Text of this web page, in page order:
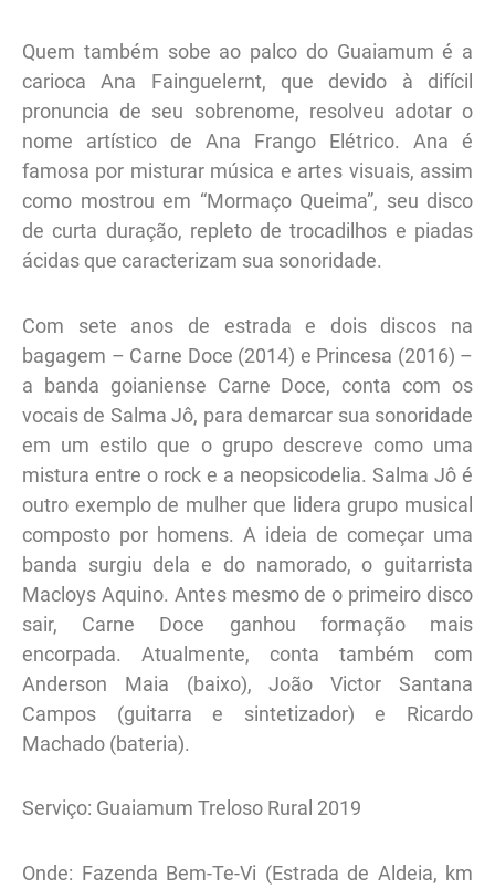
Quem também sobe ao palco do Guaiamum é a
carioca Ana Fainguelernt, que devido à difícil
pronuncia de seu sobrenome, resolveu adotar o
nome artístico de Ana Frango Elétrico. Ana é
famosa por misturar música e artes visuais, assim
como mostrou em “Mormaço Queima”, seu disco
de curta duração, repleto de trocadilhos e piadas
ácidas que caracterizam sua sonoridade.
Com sete anos de estrada e dois discos na
bagagem – Carne Doce (2014) e Princesa (2016) –
a banda goianiense Carne Doce, conta com os
vocais de Salma Jô, para demarcar sua sonoridade
em um estilo que o grupo descreve como uma
mistura entre o rock e a neopsicodelia. Salma Jô é
outro exemplo de mulher que lidera grupo musical
composto por homens. A ideia de começar uma
banda surgiu dela e do namorado, o guitarrista
Macloys Aquino. Antes mesmo de o primeiro disco
sair, Carne Doce ganhou formação mais
encorpada. Atualmente, conta também com
Anderson Maia (baixo), João Victor Santana
Campos (guitarra e sintetizador) e Ricardo
Machado (bateria).
Serviço: Guaiamum Treloso Rural 2019
Onde: Fazenda Bem-Te-Vi (Estrada de Aldeia, km